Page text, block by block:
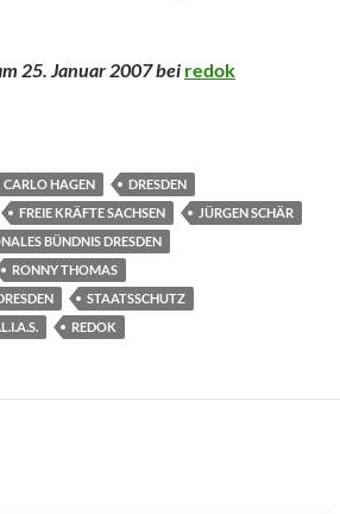
25. Januar 2007 bei redok
CARLO HAGEN
DRESDEN
FREIE KRÄFTE SACHSEN
JÜRGEN SCHÄR
BÜNDNIS DRESDEN
RONNY THOMAS
STAATSSCHUTZ
REDOK